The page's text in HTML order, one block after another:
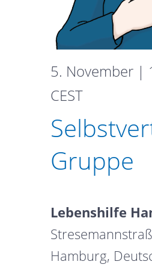
5. November |
CEST
Gruppe
Gruppe
Lebenshilfe
Hamburg,